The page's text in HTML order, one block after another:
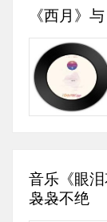
《西月》
音乐《眼
袅袅不绝